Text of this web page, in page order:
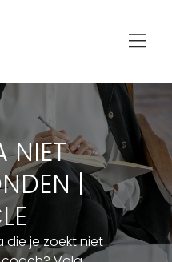
NIET
|
je zoekt niet